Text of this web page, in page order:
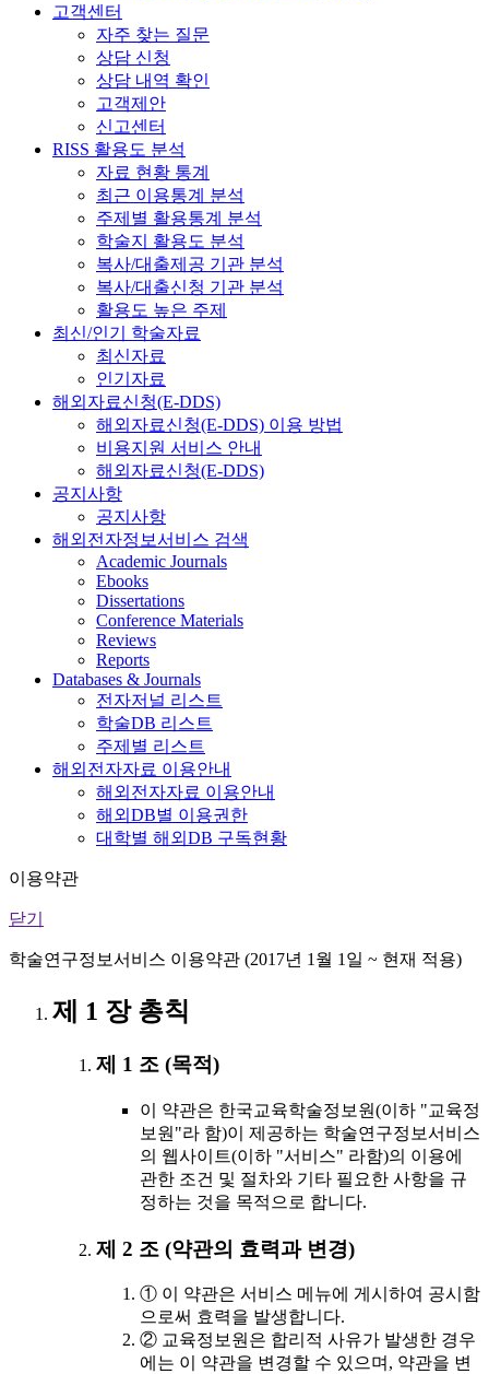
고객센터
자주 찾는 질문
상담 신청
상담 내역 확인
고객제안
신고센터
RISS 활용도 분석
자료 현황 통계
최근 이용통계 분석
주제별 활용통계 분석
학술지 활용도 분석
복사/대출제공 기관 분석
복사/대출신청 기관 분석
활용도 높은 주제
최신/인기 학술자료
최신자료
인기자료
해외자료신청(E-DDS)
해외자료신청(E-DDS) 이용 방법
비용지원 서비스 안내
해외자료신청(E-DDS)
공지사항
공지사항
해외전자정보서비스 검색
Academic Journals
Ebooks
Dissertations
Conference Materials
Reviews
Reports
Databases & Journals
전자저널 리스트
학술DB 리스트
주제별 리스트
해외전자자료 이용안내
해외전자자료 이용안내
해외DB별 이용권한
대학별 해외DB 구독현황
이용약관
닫기
학술연구정보서비스 이용약관 (2017년 1월 1일 ~ 현재 적용)
제 1 장 총칙
제 1 조 (목적)
이 약관은 한국교육학술정보원(이하 "교육정
보원"라 함)이 제공하는 학술연구정보서비스
의 웹사이트(이하 "서비스" 라함)의 이용에
관한 조건 및 절차와 기타 필요한 사항을 규
정하는 것을 목적으로 합니다.
제 2 조 (약관의 효력과 변경)
① 이 약관은 서비스 메뉴에 게시하여 공시함
으로써 효력을 발생합니다.
② 교육정보원은 합리적 사유가 발생한 경우
에는 이 약관을 변경할 수 있으며, 약관을 변